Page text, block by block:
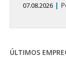
07.08.2026 |
ÚLTIMOS